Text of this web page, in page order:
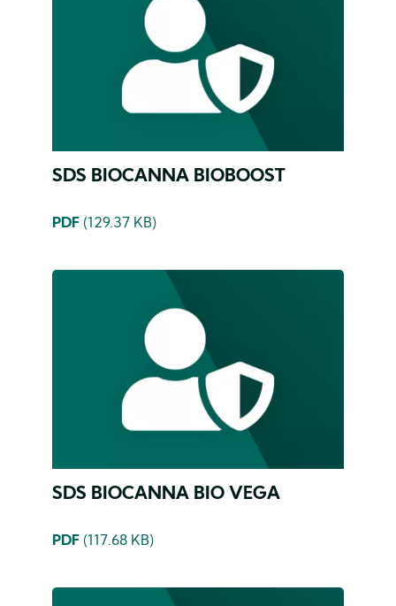
SDS BIOCANNA BIOBOOST
PDF (129.37 KB)
SDS BIOCANNA BIO VEGA
PDF (117.68 KB)